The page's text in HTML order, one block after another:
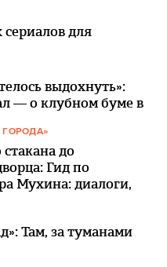
для
выдохнуть»:
— о клубном буме в
до
Гид по
Мухина: диалоги,
Там, за туманами